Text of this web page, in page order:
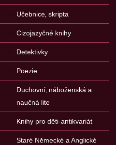
Učebnice‚ skripta
Cizojazyčné knihy
Detektivky
Poezie
Duchovní‚ náboženská a
naučná lite
Knihy pro děti-antikvariát
Staré Německé a Anglické